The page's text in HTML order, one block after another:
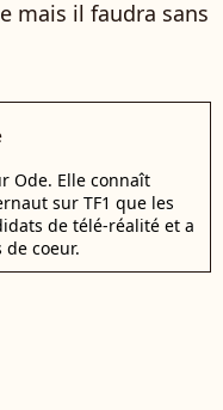
mais il faudra sans
Ode. Elle connaît
sur TF1 que les
de télé-réalité et a
coeur.